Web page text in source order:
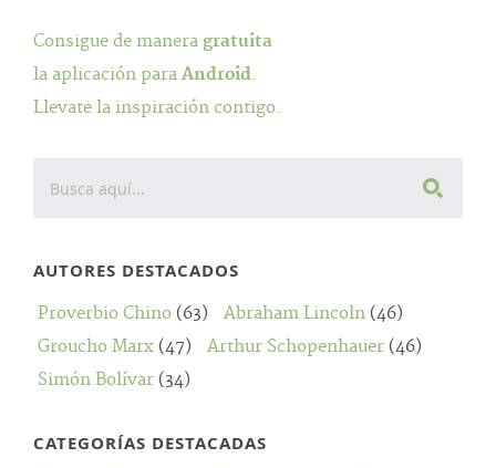
Consigue de manera gratuita
la aplicación para Android.
Llevate la inspiración contigo.
AUTORES DESTACADOS
Proverbio Chino (63) Abraham Lincoln (46)
Groucho Marx (47) Arthur Schopenhauer (46)
Simón Bolívar (34)
CATEGORÍAS DESTACADAS